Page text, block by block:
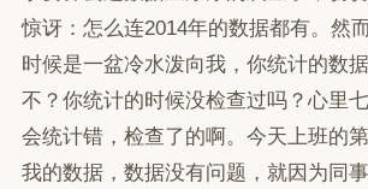
惊讶：怎么连2014年的数据都有。然
时候是一盆冷水泼向我，你统计的数
不？你统计的时候没检查过吗？心里
会统计错，检查了的啊。今天上班的
我的数据，数据没有问题，就因为同